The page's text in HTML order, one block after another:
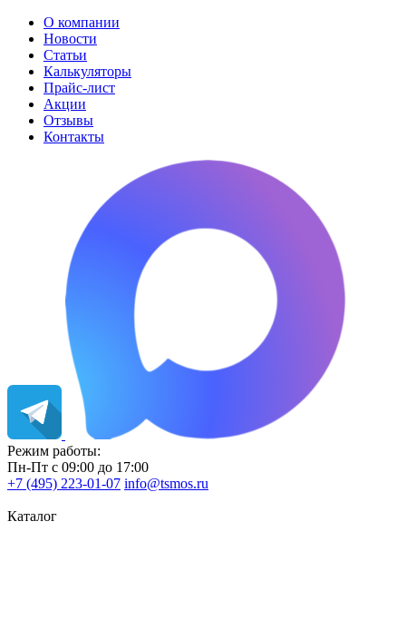
О компании
Новости
Статьи
Калькуляторы
Прайс-лист
Акции
Отзывы
Контакты
Режим работы:
Пн-Пт с 09:00 до 17:00
+7 (495) 223-01-07 info@tsmos.ru
Каталог